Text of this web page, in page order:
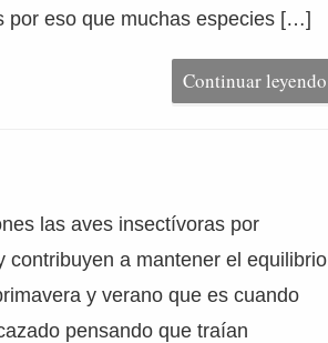
por eso que muchas especies […]
Continuar leyendo
las aves insectívoras por
a mantener el equilibrio
y verano que es cuando
pensando que traían